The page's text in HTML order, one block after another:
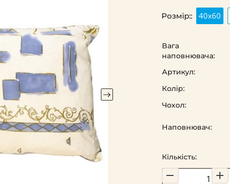
Розмір:: 40х60
Кількість:
Вага
наповнювача:
Артикул:
Колір:
Чохол:
Наповнювач: